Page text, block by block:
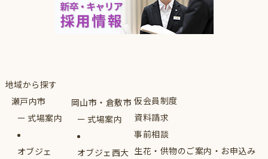
地域から探す
瀬戸内市
式場案内
オブジェ
岡山市・倉敷市
式場案内
オブジェ西大
仮会員制度
資料請求
事前相談
生花・供物のご案内・お申込み